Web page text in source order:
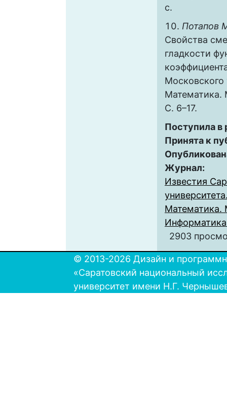
с.
Потапов
Свойства
гладкости
Московского
Математика.
С. 6–17.
Поступила
Принята к
Журнал:
Известия
Математика.
2903
© 2013-2026 Дизайн и
«Саратовский национальный
университет имени Н.Г.